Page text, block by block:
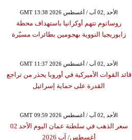
GMT 13:38 2026 الأحد ,02 آب / أغسطس
روساتوم تتهم أوكرانيا باستهداف محطة
زابوريجيا النووية بهجومين بطائرات مسيّرة
GMT 11:37 2026 الأحد ,02 آب / أغسطس
قائد القوات الأميركية في أوروبا يحذر من تراجع
القدرة على حماية إسرائيل
GMT 09:59 2026 الأحد ,02 آب / أغسطس
سعر الذهب في سلطنة عمان اليوم الأحد 02
أغسطس/ آب 2026